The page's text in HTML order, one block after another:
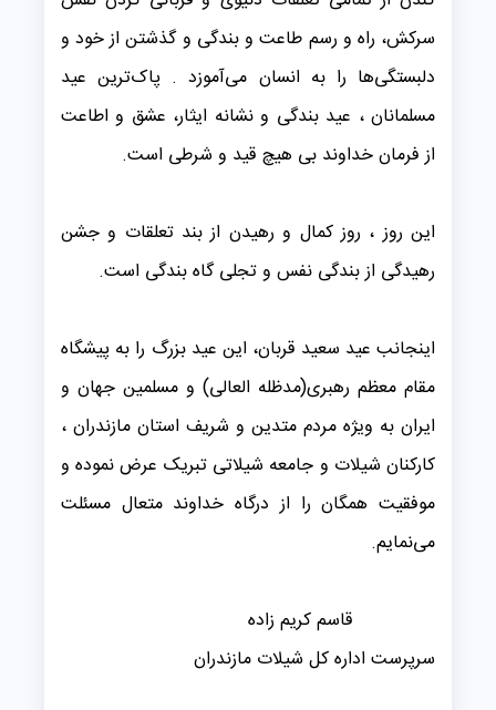
سرکش، راه و رسم طاعت و بندگی و گذشتن از خود و
دلبستگی‌ها را به انسان می‌آموزد . پاک‌ترین عید
مسلمانان ، عید بندگی و نشانه ایثار، عشق و اطاعت
از فرمان خداوند بی هیچ قید و شرطی است.
این روز ، روز کمال و رهیدن از بند تعلقات و جشن
رهیدگی از بندگی نفس و تجلی گاه بندگی است.
اینجانب عید سعید قربان، این عید بزرگ را به پیشگاه
مقام معظم رهبری(مدظله العالی) و مسلمین جهان و
ایران به ویژه مردم متدین و شریف استان مازندران ،
کارکنان شیلات و جامعه شیلاتی تبریک عرض نموده و
موفقیت همگان را از درگاه خداوند متعال مسئلت
می‌نمایم.
قاسم کریم زاده
سرپرست اداره کل شیلات مازندران